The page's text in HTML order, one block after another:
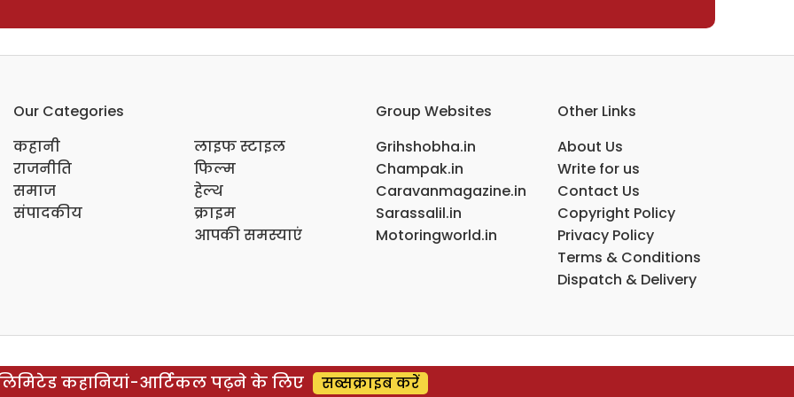
Our Categories
कहानी
राजनीति
समाज
संपादकीय
लाइफ स्टाइल
फिल्म
हेल्थ
क्राइम
आपकी समस्याएं
Group Websites
Grihshobha.in
Champak.in
Caravanmagazine.in
Sarassalil.in
Motoringworld.in
Other Links
About Us
Write for us
Contact Us
Copyright Policy
Privacy Policy
Terms & Conditions
Dispatch & Delivery
कहानियां-आर्टिकल पढ़ने के लिए सब्सक्राइब करें